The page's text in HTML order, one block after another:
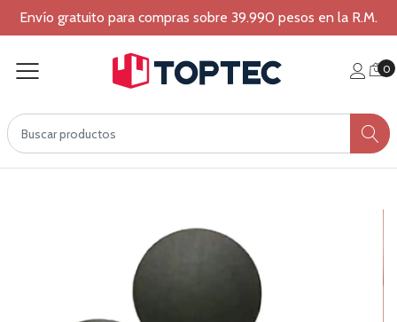
Envío gratuito para compras sobre 39.990 pesos en la R.M.
0